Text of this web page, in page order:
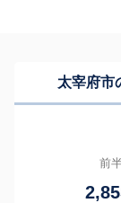
太宰府市
前